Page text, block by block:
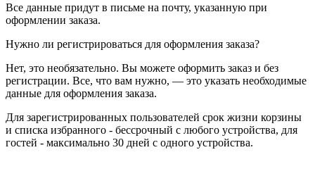
Все данные придут в письме на почту, указанную при
оформлении заказа.
Нужно ли регистрироваться для оформления заказа?
Нет, это необязательно. Вы можете оформить заказ и без
регистрации. Все, что вам нужно, — это указать необходимые
данные для оформления заказа.
Для зарегистрированных пользователей срок жизни корзины
и списка избранного - бессрочный с любого устройства, для
гостей - максимально 30 дней с одного устройства.